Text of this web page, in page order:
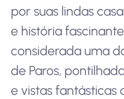
por suas lindas
e história
considerada uma
de Paros,
e vistas fantásticas